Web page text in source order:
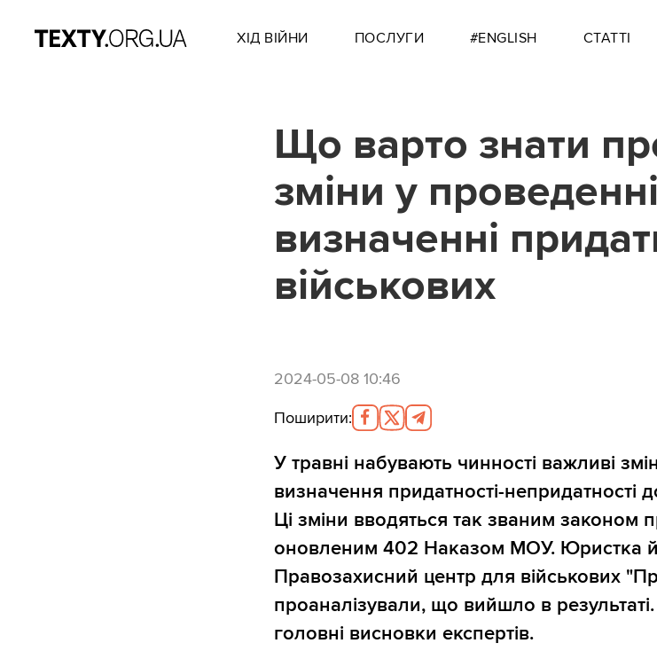
ХІД ВІЙНИ ПОСЛУГИ #ENGLISH СТАТТІ
Що варто знати
зміни у
визначенні
військових
2024-05-08 10:46
Поширити:
У травні набувають чинності важливі
визначення придатності-
Ці зміни вводяться так званим законом
оновленим 402 Наказом МОУ. Юристка й
Правозахисний центр для військових
проаналізували, що вийшло в
головні висновки експертів.